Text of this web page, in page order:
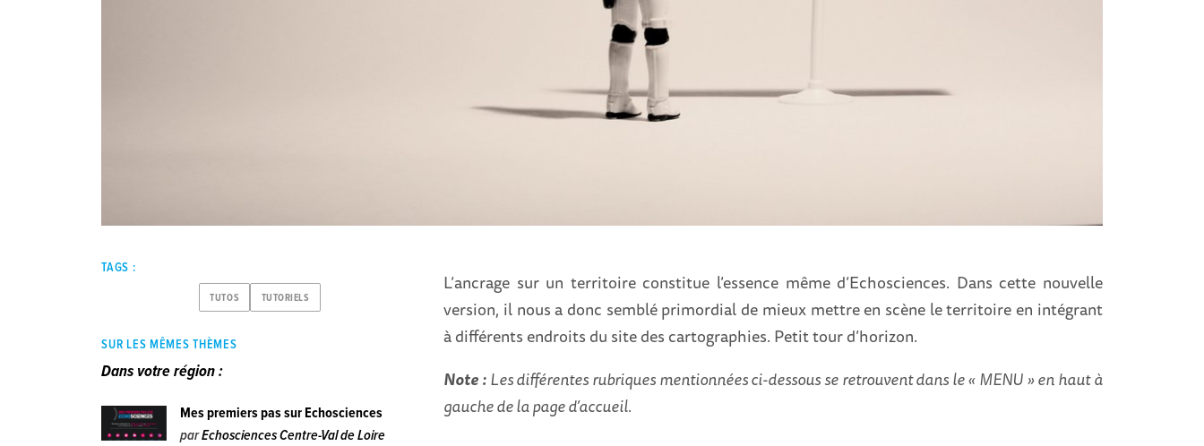
L’ancrage sur un territoire constitue l’essence même d’Echosciences. Dans cette nouvelle
version, il nous a donc semblé primordial de mieux mettre en scène le territoire en intégrant
à différents endroits du site des cartographies. Petit tour d’horizon.
Note :Les différentes rubriques mentionnées ci-dessous se retrouvent dans le « MENU » en haut à
gauche de la page d’accueil.
TAGS :
TUTOS TUTORIELS
SUR LES MÊMES THÈMES
Dans votre région :
Mes premiers pas sur Echosciences
parEchosciences Centre-Val de Loire